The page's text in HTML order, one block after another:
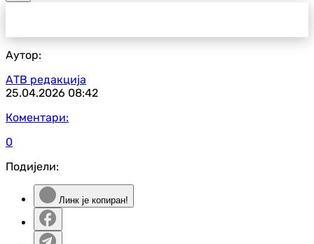
Аутор:
АТВ редакција
25.04.2026 08:42
Коментари:
0
Подијели:
Линк је копиран!